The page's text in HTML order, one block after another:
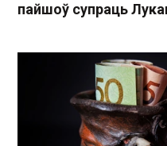
пайшоў супраць